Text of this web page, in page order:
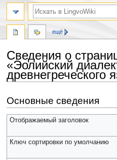
Сведения о
«Эолийский
древнегреческого
к
навигации
к
поиску
Основные сведения
Отображаемый заголовок
Ключ сортировки по умолчанию
ещё